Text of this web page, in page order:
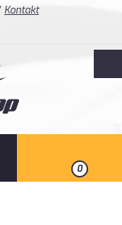
Kontakt
0